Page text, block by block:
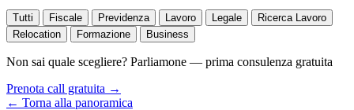
Tutti Fiscale Previdenza Lavoro Legale
Ricerca Lavoro
Relocation
Formazione Business
Non sai quale scegliere? Parliamone — prima consulenza gratuita
Prenota call gratuita →
← Torna alla panoramica